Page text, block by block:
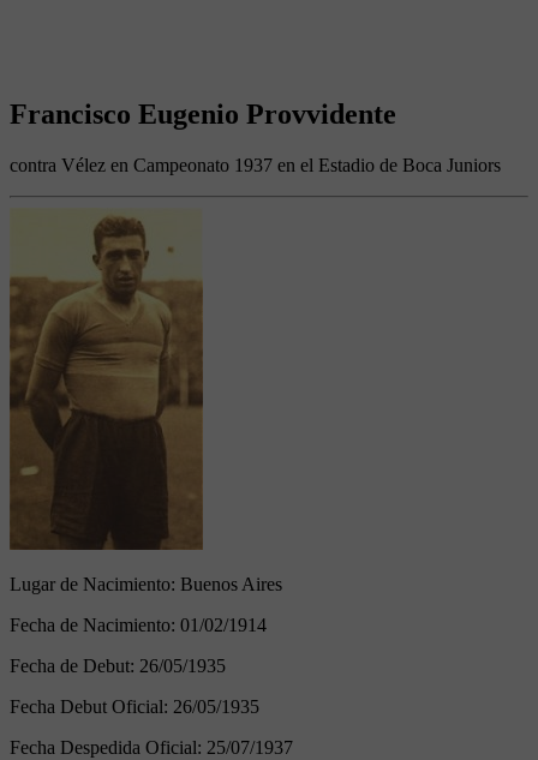
Francisco Eugenio Provvidente
contra Vélez en Campeonato 1937 en el Estadio de Boca Juniors
Lugar de Nacimiento: Buenos Aires
Fecha de Nacimiento: 01/02/1914
Fecha de Debut: 26/05/1935
Fecha Debut Oficial: 26/05/1935
Fecha Despedida Oficial: 25/07/1937